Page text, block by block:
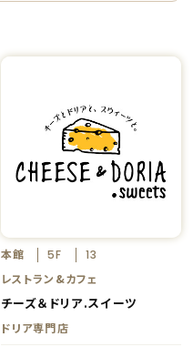
本館 5F
13
レストラン&カフェ
チーズ＆ドリア.スイーツ
ドリア専門店